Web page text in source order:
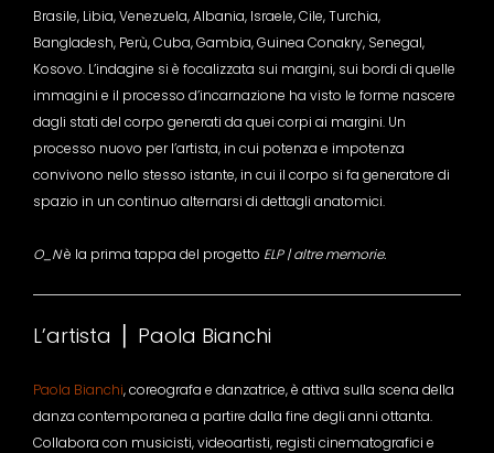
Brasile, Libia, Venezuela, Albania, Israele, Cile, Turchia,
Bangladesh, Perù, Cuba, Gambia, Guinea Conakry, Senegal,
Kosovo. L’indagine si è focalizzata sui margini, sui bordi di quelle
immagini e il processo d’incarnazione ha visto le forme nascere
dagli stati del corpo generati da quei corpi ai margini. Un
processo nuovo per l’artista, in cui potenza e impotenza
convivono nello stesso istante, in cui il corpo si fa generatore di
spazio in un continuo alternarsi di dettagli anatomici.
O_Nè la prima tappa del progetto ELP | altre memorie.
L’artista ⎪ Paola Bianchi
Paola Bianchi, coreografa e danzatrice, è attiva sulla scena della
danza contemporanea a partire dalla fine degli anni ottanta.
Collabora con musicisti, videoartisti, registi cinematografici e